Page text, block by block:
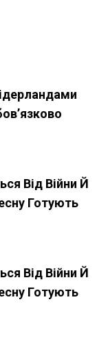
Від Війни Й
Готують
Від Війни Й
Готують